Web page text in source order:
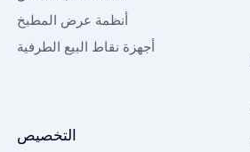
أنظمة عرض المطبخ
أجهزة نقاط البيع الطرفية
التخصيص